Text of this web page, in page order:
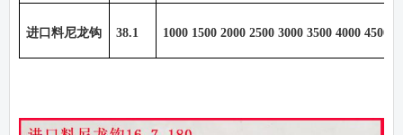
进口料尼龙钩 38.1 1000 1500 2000 2500 3000 3500 4000 4500